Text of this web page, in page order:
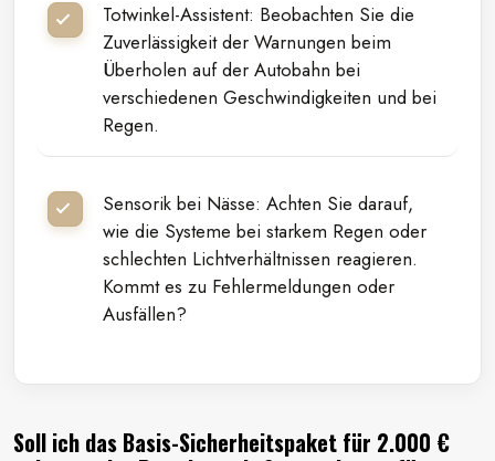
Totwinkel-Assistent: Beobachten Sie die
Zuverlässigkeit der Warnungen beim
Überholen auf der Autobahn bei
verschiedenen Geschwindigkeiten und bei
Regen.
Sensorik bei Nässe: Achten Sie darauf,
wie die Systeme bei starkem Regen oder
schlechten Lichtverhältnissen reagieren.
Kommt es zu Fehlermeldungen oder
Ausfällen?
Soll ich das Basis-Sicherheitspaket für 2.000 €